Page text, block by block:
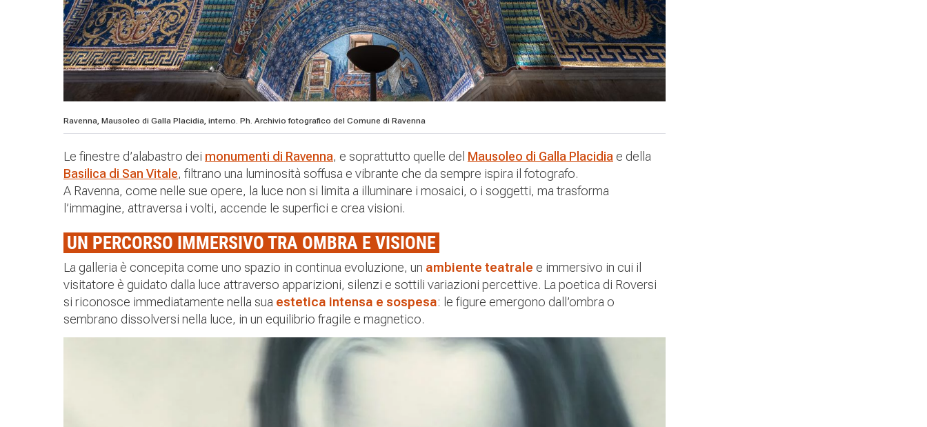
Ravenna, Mausoleo di Galla Placidia, interno. Ph. Archivio fotografico del Comune di Ravenna
Le finestre d’alabastro dei monumenti di Ravenna, e soprattutto quelle del Mausoleo di Galla Placidia e della
Basilica di San Vitale, filtrano una luminosità soffusa e vibrante che da sempre ispira il fotografo.
A Ravenna, come nelle sue opere, la luce non si limita a illuminare i mosaici, o i soggetti, ma trasforma
l’immagine, attraversa i volti, accende le superfici e crea visioni.
UN PERCORSO IMMERSIVO TRA OMBRA E VISIONE
La galleria è concepita come uno spazio in continua evoluzione, un ambiente teatrale e immersivo in cui il
visitatore è guidato dalla luce attraverso apparizioni, silenzi e sottili variazioni percettive. La poetica di Roversi
si riconosce immediatamente nella sua estetica intensa e sospesa: le figure emergono dall’ombra o
sembrano dissolversi nella luce, in un equilibrio fragile e magnetico.